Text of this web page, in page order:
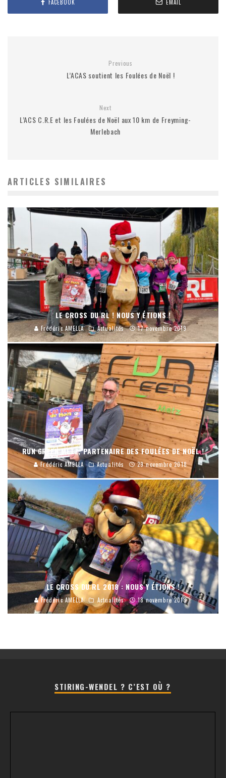
FACEBOOK EMAIL
Previous
L’ACAS soutient les Foulées de Noël !
Next
L’ACS C.R.E et les Foulées de Noël aux 10 km de Freyming-
Merlebach
ARTICLES SIMILAIRES
LE CROSS DU RL ! NOUS Y ÉTIONS !
Frédéric AMELLA Actualités 17 novembre 2019
RUN GREEN METZ, PARTENAIRE DES FOULÉES DE NOËL !
Frédéric AMELLA Actualités 29 novembre 2018
LE CROSS DU RL 2018 : NOUS Y ÉTIONS !
Frédéric AMELLA Actualités 18 novembre 2018
STIRING-WENDEL ? C’EST OÙ ?